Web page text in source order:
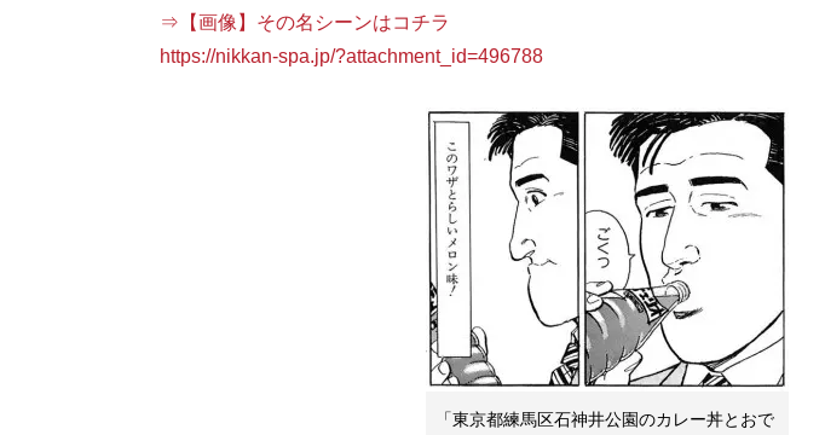
⇒【画像】その名シーンはコチラ
https://nikkan-spa.jp/?attachment_id=496788
「東京都練馬区石神井公園のカレー丼とおで